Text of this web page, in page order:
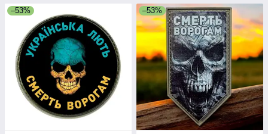
–53% –53%